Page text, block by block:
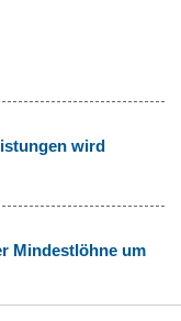
wird
Mindestlöhne um